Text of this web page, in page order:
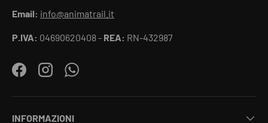
Email: info@animatrail.it
P.IVA: 04690620408 - REA: RN-432987
FacebookInstagramWhatsApp
INFORMAZIONI